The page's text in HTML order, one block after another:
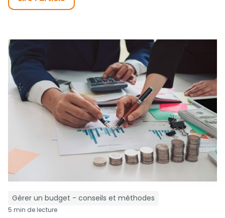
Gérer un budget - conseils et méthodes
5 min de lecture